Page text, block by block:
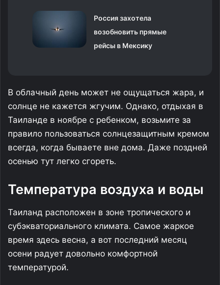
Россия захотела
возобновить прямые
рейсы в Мексику
В облачный день может не ощущаться жара, и
солнце не кажется жгучим. Однако, отдыхая в
Таиланде в ноябре с ребенком, возьмите за
правило пользоваться солнцезащитным кремом
всегда, когда бываете вне дома. Даже поздней
осенью тут легко сгореть.
Температура воздуха и воды
Таиланд расположен в зоне тропического и
субэкваториального климата. Самое жаркое
время здесь весна, а вот последний месяц
осени радует довольно комфортной
температурой.